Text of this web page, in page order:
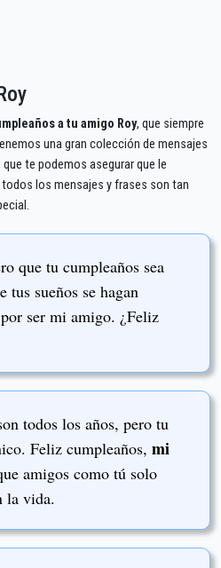
a tu amigo Roy, que siempre
una gran colección de mensajes
te podemos asegurar que le
los mensajes y frases son tan
que tu cumpleaños sea
tus sueños se hagan
ser mi amigo. ¿Feliz
todos los años, pero tu
Feliz cumpleaños, mi
amigos como tú solo
la vida.